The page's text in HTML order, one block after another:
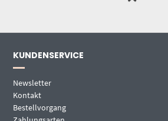
KUNDENSERVICE
Newsletter
Kontakt
Bestellvorgang